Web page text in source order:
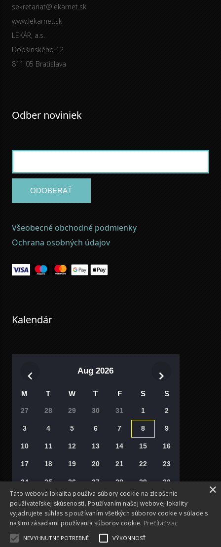
sekretariat@lekarnet.sk
www.lekarnet.sk
LEKÁR, a.s.
Dobšinského 12
811 05 Bratislava
Odber noviniek
ODOBERAŤ
Všeobecné obchodné podmienky
Ochrana osobných údajov
Kalendár
Aug 2026
M T W T F S S
27 28 29 30 31 1 2
3 4 5 6 7 8 9
10 11 12 13 14 15 16
17 18 19 20 21 22 23
24 25 26 27 28 29 30
31 6
Vyberte si deň
×
Táto webová lokalita používa súbory cookie na zlepšenie
používateľskej skúsenosti. Používaním našej webovej lokality
vyjadrujete súhlas s používaním všetkých súborov cookie v súlade s
našimi zásadami používania súborov cookie. Prečítať viac
NEVYHNUTNE POTREBNÉ VÝKONNOSŤ